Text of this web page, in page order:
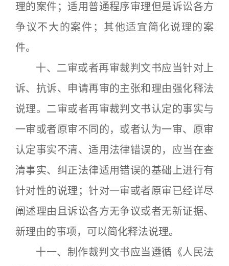
理的案件；适用普通程序审理但是诉讼各方
争议不大的案件；其他适宜简化说理的案
件。
十、二审或者再审裁判文书应当针对上
诉、抗诉、申请再审的主张和理由强化释法
说理。二审或者再审裁判文书认定的事实与
一审或者原审不同的，或者认为一审、原审
认定事实不清、适用法律错误的，应当在查
清事实、纠正法律适用错误的基础上进行有
针对性的说理；针对一审或者原审已经详尽
阐述理由且诉讼各方无争议或者无新证据、
新理由的事项，可以简化释法说理。
十一、制作裁判文书应当遵循《人民法